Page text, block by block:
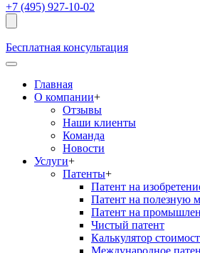
+7 (495) 927-10-02
Бесплатная консультация
Главная
О компании+
Отзывы
Наши клиенты
Команда
Новости
Услуги+
Патенты+
Патент на
Патент на полезную
Патент на
Чистый патент
Калькулятор
Международное